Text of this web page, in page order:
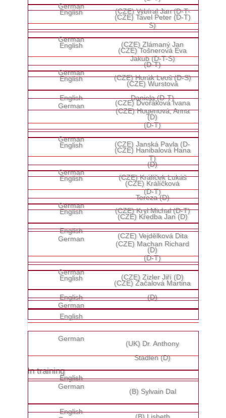
(CZE) Tavel Peter (D-T)
(CZE) Vybíral Jan (D-T-
S)
(CZE) Tošnerová Eva
(D-T)
(CZE) Zlámaný Jan
Jakub (D-T-S)
(CZE) Wurstová
Daniela (D-T)
(CZE) Horák Leoš (D-S)
(CZE) Dvořáková Ivana
(D)
(CZE) Hogenová, Anna
(D-T)
(CZE) Hanibalová Hana
(D)
(CZE) Janská Pavla (D-
T)
(CZE) Králíčková
Tereza (D)
(CZE) Králíček Lukáš
(D-T)
(CZE) Kredba Jan (D)
(CZE) Kryl Michal (D-T)
(CZE) Vejdělková Dita
(D)
(CZE) Machan Richard
(D-T)
(CZE) Začalová Martina
(D)
(CZE) Zizler Jiří (D)
(UK) Dr. Anthony
Stadlen (D)
In training
(B) Sylvain Dal